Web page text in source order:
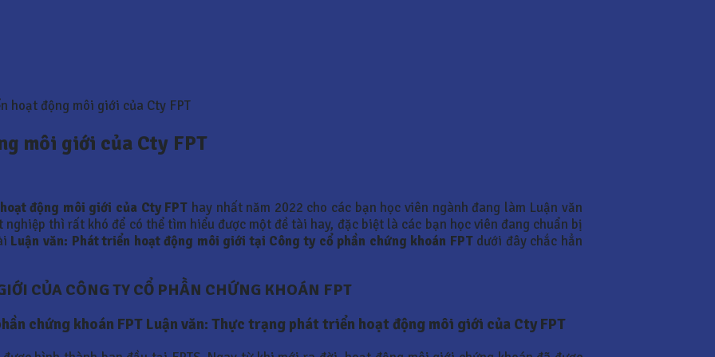
hoạt động môi giới của Cty FPT
môi giới của Cty FPT
động môi giới của Cty FPT hay nhất năm 2022 cho các bạn học viên ngành đang làm Luận văn
thì rất khó để có thể tìm hiểu được một đề tài hay, đặc biệt là các bạn học viên đang chuẩn bị
Luận văn: Phát triển hoạt động môi giới tại Công ty cổ phần chứng khoán FPT dưới đây chắc hẳn
CỦA CÔNG TY CỔ PHẦN CHỨNG KHOÁN FPT
chứng khoán FPT Luận văn: Thực trạng phát triển hoạt động môi giới của Cty FPT